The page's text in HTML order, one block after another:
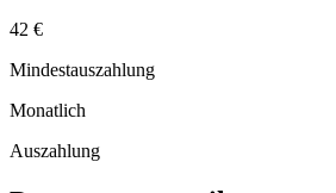
42 €
Mindestauszahlung
Monatlich
Auszahlung